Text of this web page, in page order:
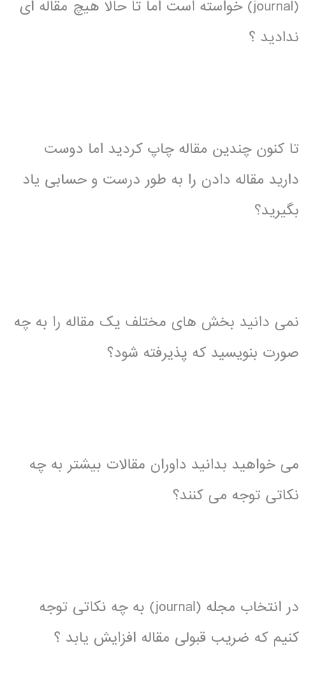
(journal) خواسته است اما تا حالا هیچ مقاله ای
ندادید ؟
تا کنون چندین مقاله چاپ کردید اما دوست
دارید مقاله دادن را به طور درست و حسابی یاد
بگیرید؟
نمی دانید بخش های مختلف یک مقاله را به چه
صورت بنویسید که پذیرفته شود؟
می خواهید بدانید داوران مقالات بیشتر به چه
نکاتی توجه می کنند؟
در انتخاب مجله (journal) به چه نکاتی توجه
کنیم که ضریب قبولی مقاله افزایش یابد ؟